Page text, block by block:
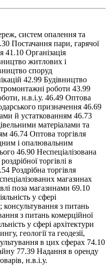
систем опалення та
Постачання пари, гарячої
41.10 Організація
житлових і
споруд
42.99 Будівництво
роботи 43.99
н.в.і.у. 46.49 Оптова
призначення 46.69
й устаткованням 46.73
матеріалами та
46.74 Оптова торгівля
і опалювальним
46.90 Неспеціалізована
торгівлі в
Роздрібна торгівля
магазинах
поза магазинами 69.10
у сфері
консультування з питань
з питань комерційної
у сфері архітектури
геології та геодезії,
в цих сферах 74.10
77.39 Надання в оренду
н.в.і.у.